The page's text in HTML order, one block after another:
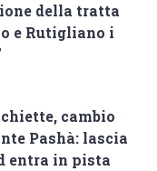
della tratta
e Rutigliano i
cambio
Pashà: lascia
entra in pista